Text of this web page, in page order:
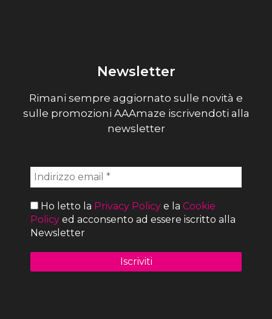
Newsletter
Rimani sempre aggiornato sulle novità e
sulle promozioni AAAmaze iscrivendoti alla
newsletter
Ho letto la Privacy Policy e la Cookie
Policy ed acconsento ad essere iscritto alla
Newsletter